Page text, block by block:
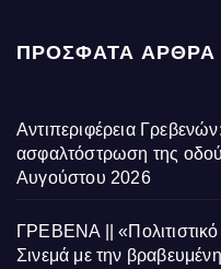
ΠΡΌΣΦΑΤΑ ΆΡΘΡΑ
Αντιπεριφέρεια
ασφαλτόστρωση της
Αυγούστου 2026
ΓΡΕΒΕΝΑ ||
Σινεμά με την